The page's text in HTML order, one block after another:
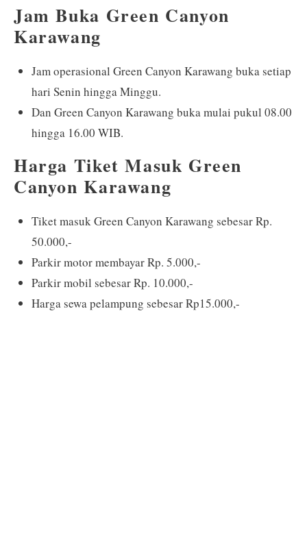
Jam Buka Green Canyon
Karawang
Jam operasional Green Canyon Karawang buka setiap
hari Senin hingga Minggu.
Dan Green Canyon Karawang buka mulai pukul 08.00
hingga 16.00 WIB.
Harga Tiket Masuk Green
Canyon Karawang
Tiket masuk Green Canyon Karawang sebesar Rp.
50.000,-
Parkir motor membayar Rp. 5.000,-
Parkir mobil sebesar Rp. 10.000,-
Harga sewa pelampung sebesar Rp15.000,-